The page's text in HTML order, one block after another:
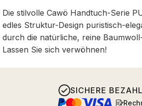
Die stilvolle Cawö Handtuch-Serie
edles Struktur-Design puristisch-
durch die natürliche, reine
Lassen Sie sich verwöhnen!
SICHERE